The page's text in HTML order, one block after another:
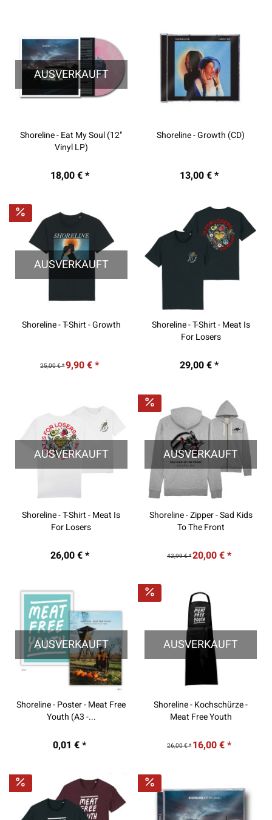
AUSVERKAUFT
Shoreline - Eat My Soul (12"
Vinyl LP)
18,00 € *
Shoreline - Growth (CD)
13,00 € *
AUSVERKAUFT
Shoreline - T-Shirt - Growth
25,00 € *9,90 € *
Shoreline - T-Shirt - Meat Is
For Losers
29,00 € *
AUSVERKAUFT
Shoreline - T-Shirt - Meat Is
For Losers
26,00 € *
AUSVERKAUFT
Shoreline - Zipper - Sad Kids
To The Front
42,99 € *20,00 € *
AUSVERKAUFT
Shoreline - Poster - Meat Free
Youth (A3 -...
0,01 € *
AUSVERKAUFT
Shoreline - Kochschürze -
Meat Free Youth
26,00 € * 16,00 € *